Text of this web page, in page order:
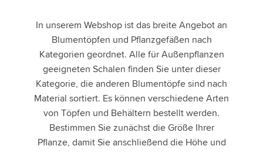
In unserem Webshop ist das breite Angebot an
Blumentöpfen und Pflanzgefäßen nach
Kategorien geordnet. Alle für Außenpflanzen
geeigneten Schalen finden Sie unter dieser
Kategorie, die anderen Blumentöpfe sind nach
Material sortiert. Es können verschiedene Arten
von Töpfen und Behältern bestellt werden.
Bestimmen Sie zunächst die Größe Ihrer
Pflanze, damit Sie anschließend die Höhe und